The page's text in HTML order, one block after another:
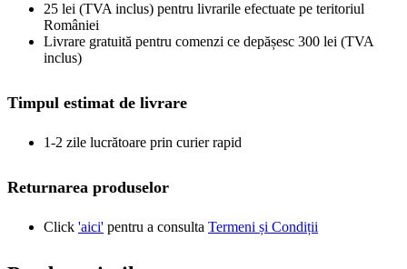
25 lei (TVA inclus) pentru livrarile efectuate pe teritoriul
României
Livrare gratuită pentru comenzi ce depășesc 300 lei (TVA
inclus)
Timpul estimat de livrare
1-2 zile lucrătoare prin curier rapid
Returnarea produselor
Click 'aici' pentru a consulta Termeni și Condiții